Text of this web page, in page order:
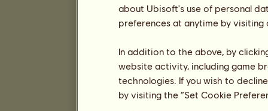
about Ubisoft's use of personal
preferences at anytime by
In addition to the above, by
website activity, including game
technologies. If you wish to
by visiting the “Set Cookie